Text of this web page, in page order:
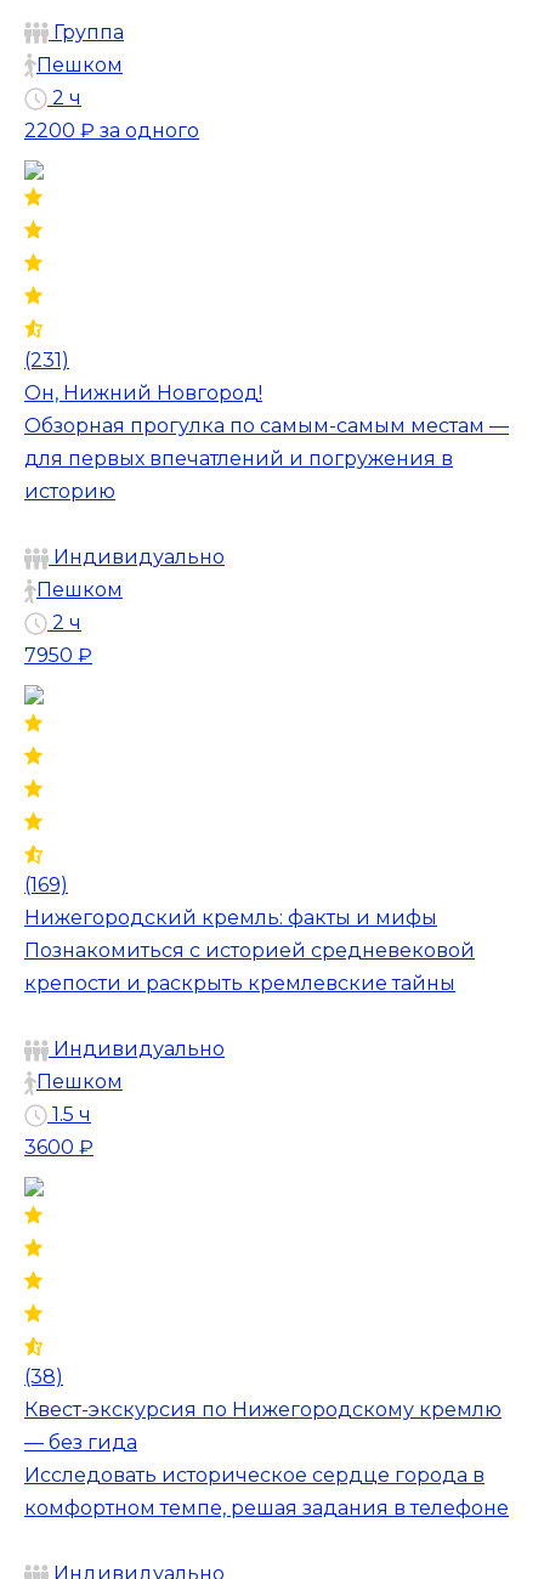
Группа
Пешком
2 ч
2200 ₽ за одного
(231)
Он, Нижний Новгород!
Обзорная прогулка по самым-самым местам —
для первых впечатлений и погружения в
историю
Индивидуально
Пешком
2 ч
7950 ₽
(169)
Нижегородский кремль: факты и мифы
Познакомиться с историей средневековой
крепости и раскрыть кремлевские тайны
Индивидуально
Пешком
1.5 ч
3600 ₽
(38)
Квест-экскурсия по Нижегородскому кремлю
— без гида
Исследовать историческое сердце города в
комфортном темпе, решая задания в телефоне
Индивидуально